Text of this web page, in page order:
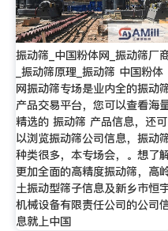
振动筛_中国粉体网_振动筛厂
_振动筛原理_振动筛 中国粉体
网振动筛专场是业内全的振动
产品交易平台，您可以查看海
精选的 振动筛 产品信息，还可
以浏览振动筛公司信息，振动
种类很多，本专场会，。想了
更加全面的高精度振动筛，高
土振动型筛子信息及新乡市恒
机械设备有限责任公司的公司
息就上中国